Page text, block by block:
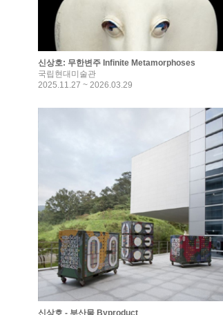
신상호: 무한변주 Infinite Metamorphoses
국립현대미술관
2025.11.27 ~ 2026.03.29
신상호 - 부산물 Byproduct